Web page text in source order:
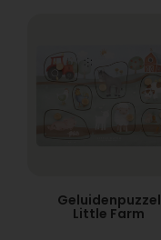
Geluidenpuzzel
Little Farm